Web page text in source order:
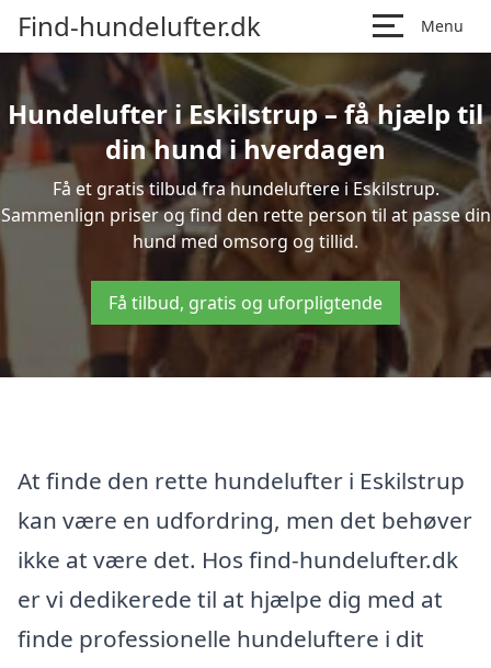
Find-hundelufter.dk Menu
Hundelufter i Eskilstrup – få hjælp til
din hund i hverdagen
Få et gratis tilbud fra hundeluftere i Eskilstrup.
Sammenlign priser og find den rette person til at passe din
hund med omsorg og tillid.
Få tilbud, gratis og uforpligtende
At finde den rette hundelufter i Eskilstrup
kan være en udfordring, men det behøver
ikke at være det. Hos find-hundelufter.dk
er vi dedikerede til at hjælpe dig med at
finde professionelle hundeluftere i dit